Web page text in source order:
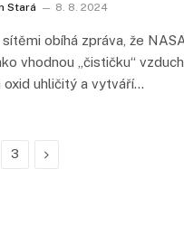
Stará 8. 8. 2024
sítěmi obíhá zpráva, že
vhodnou „čističku“
oxid uhličitý a vytváří…
3 Další